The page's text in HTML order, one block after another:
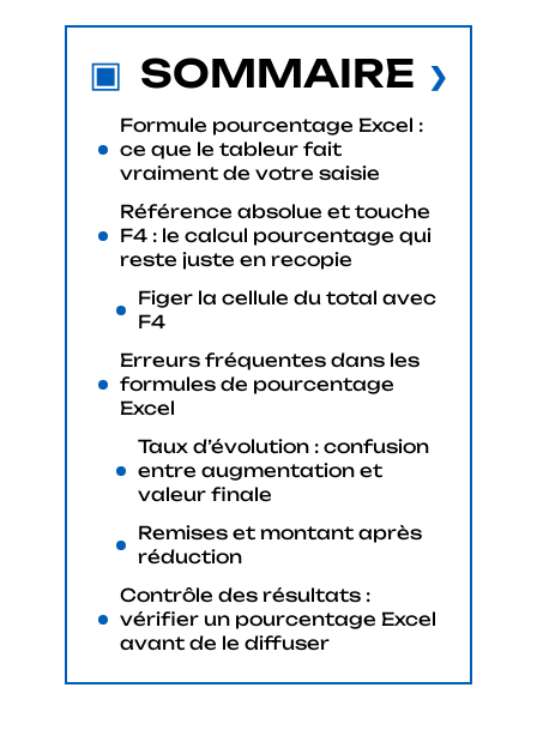
SOMMAIRE
Formule pourcentage Excel :
ce que le tableur fait
vraiment de votre saisie
Référence absolue et touche
F4 : le calcul pourcentage qui
reste juste en recopie
Figer la cellule du total avec
F4
Erreurs fréquentes dans les
formules de pourcentage
Excel
Taux d’évolution : confusion
entre augmentation et
valeur finale
Remises et montant après
réduction
Contrôle des résultats :
vérifier un pourcentage Excel
avant de le diffuser